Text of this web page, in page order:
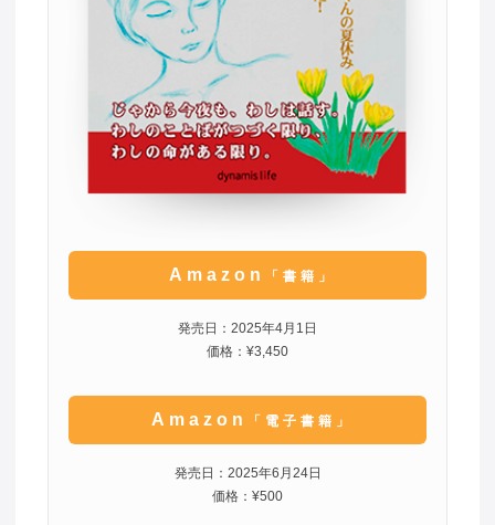
Amazon 「書籍」
発売日：2025年4月1日
価格：¥3,450
Amazon 「電子書籍」
発売日：2025年6月24日
価格：¥500